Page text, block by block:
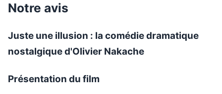
Notre avis
Juste une illusion : la comédie dramatique
nostalgique d'Olivier Nakache
Présentation du film